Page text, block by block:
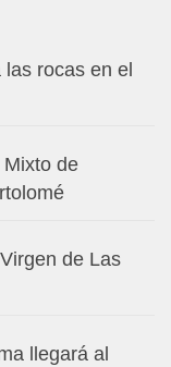
rocas en el
de
de Las
llegará al